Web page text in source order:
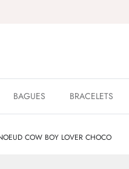
BAGUES BRACELETS
COW BOY LOVER CHOCO